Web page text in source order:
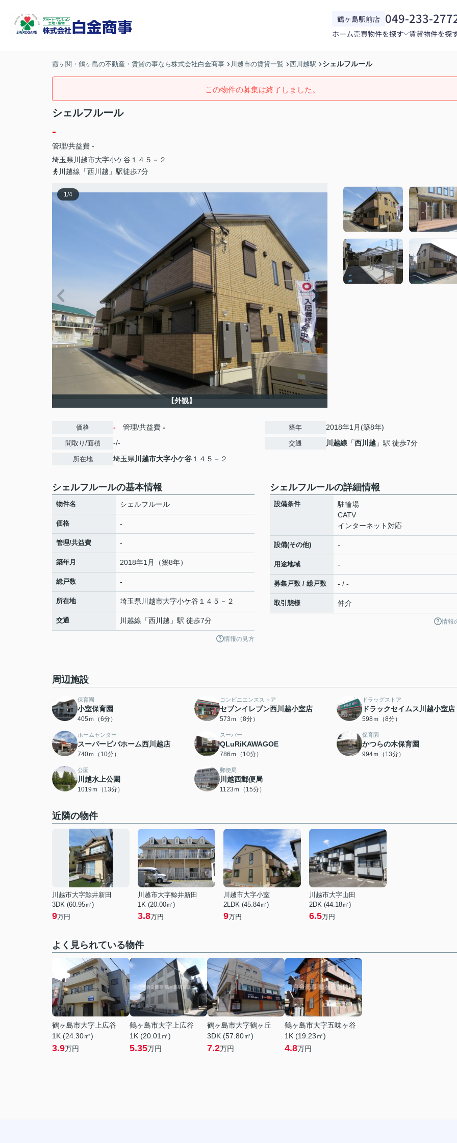
鶴ヶ島駅前店 049-233-
ホーム売買物件を探す 賃貸物件を探
霞ヶ関・鶴ヶ島の不動産・賃貸の事なら株式会社白金商事 川越市の賃貸一覧 西川越駅 シェルフルール
この物件の募集は終了しました。
シェルフルール
-
管理/共益費 -
埼玉県 川越市大字小ケ谷 １４５－２
川越線「西川越」駅徒歩7分
1/4
【外観】
価格 - 管理/共益費 -
間取り/面積 -/-
所在地 埼玉県川越市大字小ケ谷 １４５－２
築年 2018年1月(築8年)
交通 川越線 「西川越 」駅 徒歩7分
シェルフルールの基本情報
物件名 シェルフルール
価格 -
管理/共益費 -
築年月 2018年1月（築8年）
総戸数 -
所在地 埼玉県 川越市大字小ケ谷 １４５－２
交通 川越線 「西川越 」駅 徒歩7分
情報の見方
シェルフルールの詳細情報
設備条件
駐輪場
CATV
インターネット対応
設備(その他) -
用途地域 -
募集戸数 / 総戸数 - / -
取引態様 仲介
情報
周辺施設
保育園
小室保育園
405ｍ（6分）
コンビニエンスストア
セブンイレブン西川越小室店
573ｍ（8分）
ドラッグストア
ドラックセイムス川越小室店
598ｍ（8分）
ホームセンター
スーパービバホーム西川越店
740ｍ（10分）
スーパー
QLuRiKAWAGOE
786ｍ（10分）
保育園
かつらの木保育園
994ｍ（13分）
公園
川越水上公園
1019ｍ（13分）
郵便局
川越西郵便局
1123ｍ（15分）
近隣の物件
川越市大字鯨井新田
3DK (60.95㎡)
9万円
川越市大字鯨井新田
1K (20.00㎡)
3.8万円
川越市大字小室
2LDK (45.84㎡)
9万円
川越市大字山田
2DK (44.18㎡)
6.5万円
よく見られている物件
鶴ヶ島市大字上広谷
1K (24.30㎡)
3.9万円
鶴ヶ島市大字上広谷
1K (20.01㎡)
5.35万円
鶴ヶ島市大字鶴ヶ丘
3DK (57.80㎡)
7.2万円
鶴ヶ島市大字五味ヶ谷
1K (19.23㎡)
4.8万円